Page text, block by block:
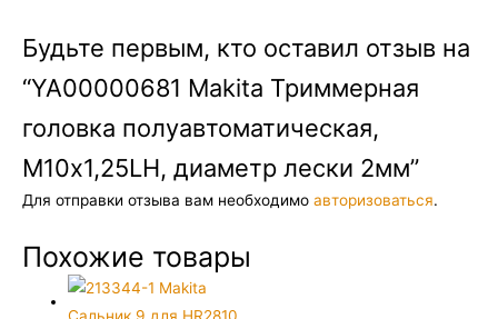
Будьте первым, кто оставил отзыв на
“YA00000681 Makita Триммерная
головка полуавтоматическая,
М10х1,25LH, диаметр лески 2мм”
Для отправки отзыва вам необходимо авторизоваться.
Похожие товары